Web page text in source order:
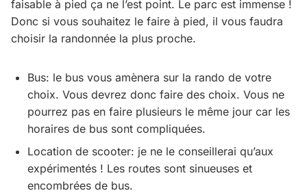
faisable à pied ça ne l’est point. Le parc est immense !
Donc si vous souhaitez le faire à pied, il vous faudra
choisir la randonnée la plus proche.
Bus: le bus vous amènera sur la rando de votre
choix. Vous devrez donc faire des choix. Vous ne
pourrez pas en faire plusieurs le même jour car les
horaires de bus sont compliquées.
Location de scooter: je ne le conseillerai qu’aux
expérimentés ! Les routes sont sinueuses et
encombrées de bus.